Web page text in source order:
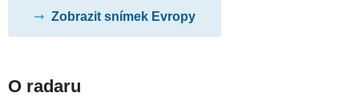
Zobrazit snímek Evropy
O radaru